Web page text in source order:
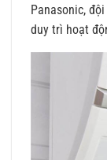
Panasonic,
duy trì hoạt